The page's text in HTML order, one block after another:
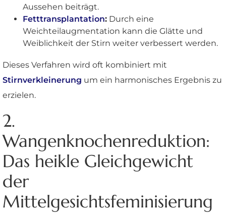
Aussehen beiträgt.
Fetttransplantation: Durch eine
Weichteilaugmentation kann die Glätte und
Weiblichkeit der Stirn weiter verbessert werden.
Dieses Verfahren wird oft kombiniert mit
Stirnverkleinerung um ein harmonisches Ergebnis zu
erzielen.
2.
Wangenknochenreduktion:
Das heikle Gleichgewicht
der
Mittelgesichtsfeminisierung